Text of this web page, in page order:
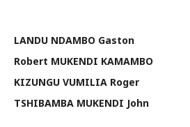
LANDU NDAMBO Gaston
Robert MUKENDI KAMAMBO
KIZUNGU VUMILIA Roger
TSHIBAMBA MUKENDI John